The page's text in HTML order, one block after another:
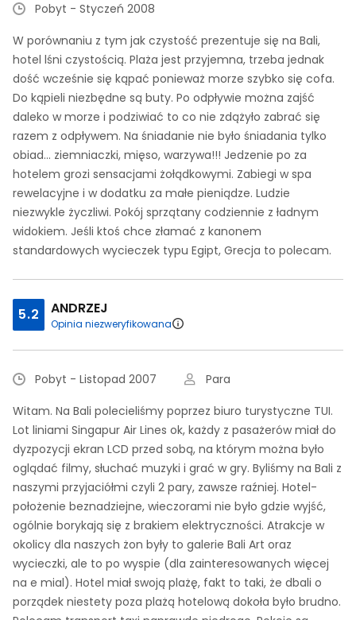
Pobyt - Styczeń 2008
W porównaniu z tym jak czystość prezentuje się na Bali,
hotel lśni czystością. Plaża jest przyjemna, trzeba jednak
dość wcześnie się kąpać ponieważ morze szybko się cofa.
Do kąpieli niezbędne są buty. Po odpływie można zajść
daleko w morze i podziwiać to co nie zdążyło zabrać się
razem z odpływem. Na śniadanie nie było śniadania tylko
obiad... ziemniaczki, mięso, warzywa!!! Jedzenie po za
hotelem grozi sensacjami żołądkowymi. Zabiegi w spa
rewelacyjne i w dodatku za małe pieniądze. Ludzie
niezwykle życzliwi. Pokój sprzątany codziennie z ładnym
widokiem. Jeśli ktoś chce złamać z kanonem
standardowych wycieczek typu Egipt, Grecja to polecam.
5.2 ANDRZEJ
Opinia niezweryfikowana
Pobyt - Listopad 2007
Para
Witam. Na Bali polecieliśmy poprzez biuro turystyczne TUI.
Lot liniami Singapur Air Lines ok, każdy z pasażerów miał do
dyzpozycji ekran LCD przed sobą, na którym można było
oglądać filmy, słuchać muzyki i grać w gry. Byliśmy na Bali z
naszymi przyjaciółmi czyli 2 pary, zawsze raźniej. Hotel-
położenie beznadziejne, wieczorami nie było gdzie wyjść,
ogólnie borykają się z brakiem elektryczności. Atrakcje w
okolicy dla naszych żon były to galerie Bali Art oraz
wycieczki, ale to po wyspie (dla zainteresowanych więcej
na e mial). Hotel miał swoją plażę, fakt to taki, że dbali o
porządek niestety poza plażą hotelową dokoła było brudno.